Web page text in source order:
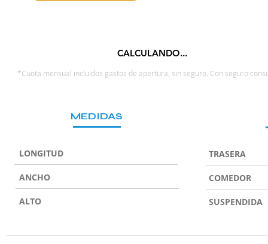
CALCULANDO...
*Cuota mensual incluidos gastos de apertura, sin seguro. Con seguro
MEDIDAS
LONGITUD
ANCHO
ALTO
TRASERA
COMEDOR
SUSPENDIDA